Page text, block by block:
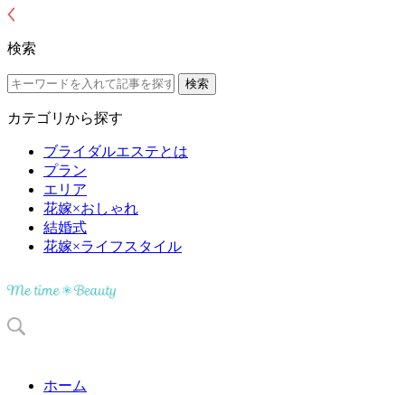
検索
カテゴリから探す
ブライダルエステとは
プラン
エリア
花嫁×おしゃれ
結婚式
花嫁×ライフスタイル
ホーム